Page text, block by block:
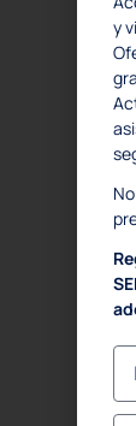
(833)
(832)
Houston
(832)
ADDRESS
y